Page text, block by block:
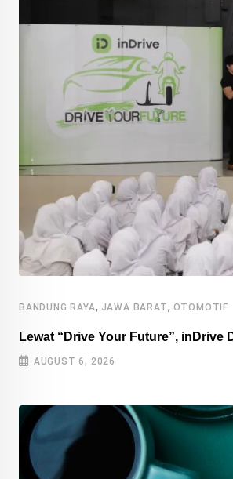
BANDUNG RAYA, JAWA BARAT, OTOMOTIF
Lewat “Drive Your Future”,
AUGUST 6, 2026